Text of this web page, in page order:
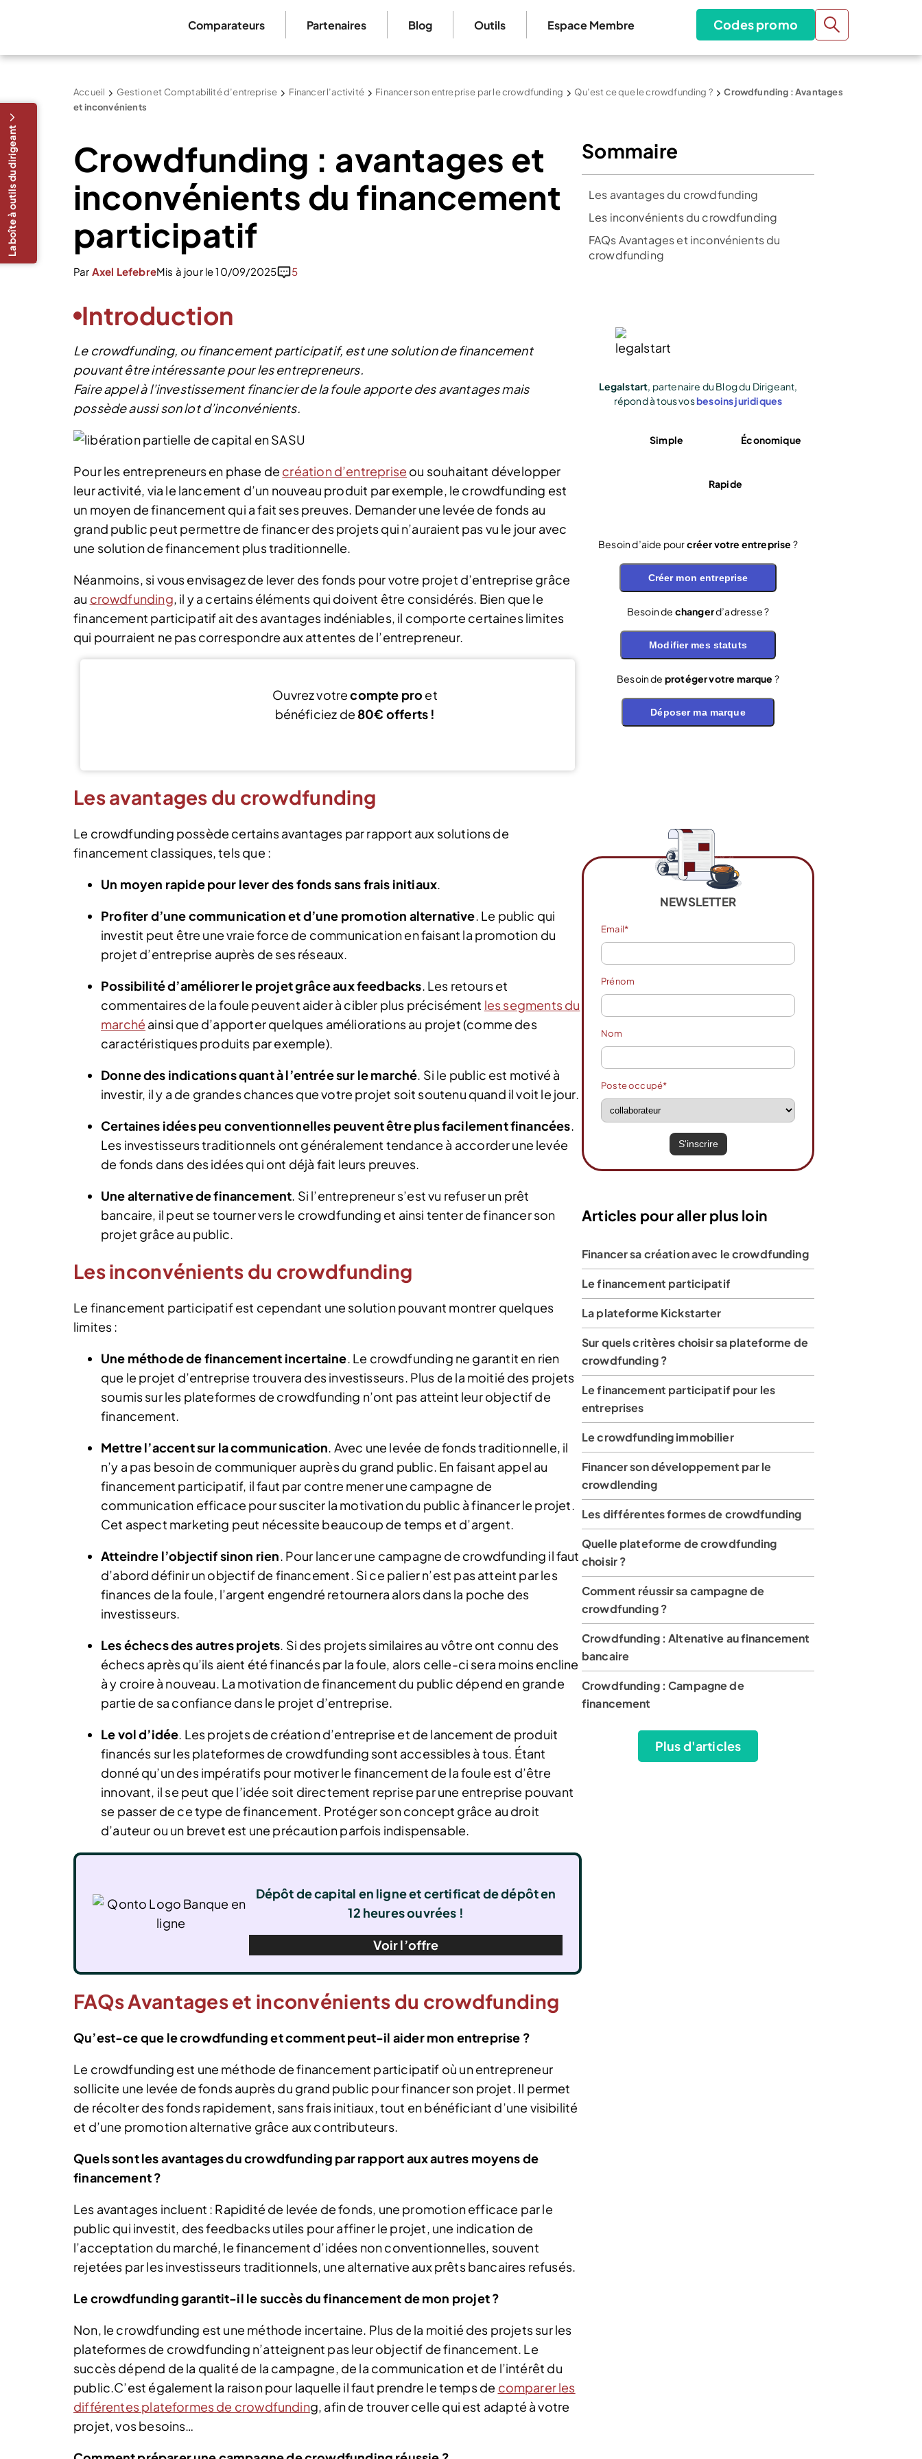
Comparateurs Partenaires Blog Outils Espace Membre Codes promo
Accueil Gestion et Comptabilité d’entreprise Financer l’activité Financer son entreprise par le crowdfunding Qu’est ce que le crowdfunding ?
Crowdfunding : Avantages
et inconvénients
Crowdfunding : avantages et
inconvénients du financement
participatif
Par Axel LefebreMis à jour le 10/09/2025 5
Introduction
Le crowdfunding, ou financement participatif, est une solution de financement
pouvant être intéressante pour les entrepreneurs.
Faire appel à l’investissement financier de la foule apporte des avantages mais
possède aussi son lot d’inconvénients.
La boîte à outils du dirigeant
Pour les entrepreneurs en phase de création d’entreprise ou souhaitant développer
leur activité, via le lancement d’un nouveau produit par exemple, le crowdfunding est
un moyen de financement qui a fait ses preuves. Demander une levée de fonds au
grand public peut permettre de financer des projets qui n’auraient pas vu le jour avec
une solution de financement plus traditionnelle.
Néanmoins, si vous envisagez de lever des fonds pour votre projet d’entreprise grâce
au crowdfunding, il y a certains éléments qui doivent être considérés. Bien que le
financement participatif ait des avantages indéniables, il comporte certaines limites
qui pourraient ne pas correspondre aux attentes de l’entrepreneur.
Ouvrez votrecompte pro et
bénéficiez de 80€ offerts !
Les avantages du crowdfunding
Le crowdfunding possède certains avantages par rapport aux solutions de
financement classiques, tels que :
Un moyen rapide pour lever des fonds sans frais initiaux.
Profiter d’une communication et d’une promotion alternative. Le public qui
investit peut être une vraie force de communication en faisant la promotion du
projet d’entreprise auprès de ses réseaux.
Possibilité d’améliorer le projet grâce aux feedbacks. Les retours et
commentaires de la foule peuvent aider à cibler plus précisément les segments du
marché ainsi que d’apporter quelques améliorations au projet (comme des
caractéristiques produits par exemple).
Donne des indications quant à l’entrée sur le marché. Si le public est motivé à
investir, il y a de grandes chances que votre projet soit soutenu quand il voit le jour.
Certaines idées peu conventionnelles peuvent être plus facilement financées.
Les investisseurs traditionnels ont généralement tendance à accorder une levée
de fonds dans des idées qui ont déjà fait leurs preuves.
Une alternative de financement. Si l’entrepreneur s’est vu refuser un prêt
bancaire, il peut se tourner vers le crowdfunding et ainsi tenter de financer son
projet grâce au public.
Les inconvénients du crowdfunding
Le financement participatif est cependant une solution pouvant montrer quelques
limites :
Une méthode de financement incertaine. Le crowdfunding ne garantit en rien
que le projet d’entreprise trouvera des investisseurs. Plus de la moitié des projets
soumis sur les plateformes de crowdfunding n’ont pas atteint leur objectif de
financement.
Mettre l’accent sur la communication. Avec une levée de fonds traditionnelle, il
n’y a pas besoin de communiquer auprès du grand public. En faisant appel au
financement participatif, il faut par contre mener une campagne de
communication efficace pour susciter la motivation du public à financer le projet.
Cet aspect marketing peut nécessite beaucoup de temps et d’argent.
Atteindre l’objectif sinon rien. Pour lancer une campagne de crowdfunding il faut
d’abord définir un objectif de financement. Si ce palier n’est pas atteint par les
finances de la foule, l’argent engendré retournera alors dans la poche des
investisseurs.
Les échecs des autres projets. Si des projets similaires au vôtre ont connu des
échecs après qu’ils aient été financés par la foule, alors celle-ci sera moins encline
à y croire à nouveau. La motivation de financement du public dépend en grande
partie de sa confiance dans le projet d’entreprise.
Le vol d’idée. Les projets de création d’entreprise et de lancement de produit
financés sur les plateformes de crowdfunding sont accessibles à tous. Étant
donné qu’un des impératifs pour motiver le financement de la foule est d’être
innovant, il se peut que l’idée soit directement reprise par une entreprise pouvant
se passer de ce type de financement. Protéger son concept grâce au droit
d’auteur ou un brevet est une précaution parfois indispensable.
Dépôt de capital en ligne et certificat de dépôt en
12 heures ouvrées !
Voir l’offre
FAQs Avantages et inconvénients du crowdfunding
Qu’est-ce que le crowdfunding et comment peut-il aider mon entreprise ?
Le crowdfunding est une méthode de financement participatif où un entrepreneur
sollicite une levée de fonds auprès du grand public pour financer son projet. Il permet
de récolter des fonds rapidement, sans frais initiaux, tout en bénéficiant d’une visibilité
et d’une promotion alternative grâce aux contributeurs.
Quels sont les avantages du crowdfunding par rapport aux autres moyens de
financement ?
Les avantages incluent : Rapidité de levée de fonds, une promotion efficace par le
public qui investit, des feedbacks utiles pour affiner le projet, une indication de
l’acceptation du marché, le financement d’idées non conventionnelles, souvent
rejetées par les investisseurs traditionnels, une alternative aux prêts bancaires refusés.
Le crowdfunding garantit-il le succès du financement de mon projet ?
Non, le crowdfunding est une méthode incertaine. Plus de la moitié des projets sur les
plateformes de crowdfunding n’atteignent pas leur objectif de financement. Le
succès dépend de la qualité de la campagne, de la communication et de l’intérêt du
public.C’est également la raison pour laquelle il faut prendre le temps de comparer les
différentes plateformes de crowdfunding, afin de trouver celle qui est adapté à votre
projet, vos besoins…
Sommaire
Les avantages du crowdfunding
Les inconvénients du crowdfunding
FAQs Avantages et inconvénients du
crowdfunding
Legalstart, partenaire du Blog du Dirigeant,
répond à tous vosbesoins juridiques
Simple Économique
Rapide
Besoin d’aide pourcréer votre entreprise ?
Créer mon entreprise
Besoin de changerd’adresse ?
Modifier mes statuts
Besoin de protéger votre marque ?
Déposer ma marque
NEWSLETTER
Email*
Prénom
Nom
Poste occupé*
Articles pour aller plus loin
Financer sa création avec le crowdfunding
Le financement participatif
La plateforme Kickstarter
Sur quels critères choisir sa plateforme de
crowdfunding ?
Le financement participatif pour les
entreprises
Le crowdfunding immobilier
Financer son développement par le
crowdlending
Les différentes formes de crowdfunding
Quelle plateforme de crowdfunding
choisir ?
Comment réussir sa campagne de
crowdfunding ?
Crowdfunding : Altenative au financement
bancaire
Crowdfunding : Campagne de
financement
Plus d'articles